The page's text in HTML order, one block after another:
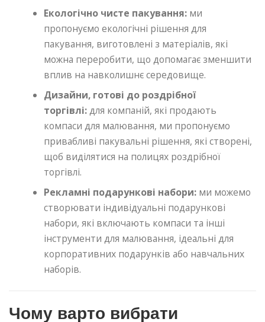
Екологічно чисте пакування: ми
пропонуємо екологічні рішення для
пакування, виготовлені з матеріалів, які
можна переробити, що допомагає зменшити
вплив на навколишнє середовище.
Дизайни, готові до роздрібної
торгівлі:для компаній, які продають
компаси для малювання, ми пропонуємо
привабливі пакувальні рішення, які створені,
щоб виділятися на полицях роздрібної
торгівлі.
Рекламні подарункові набори: ми можемо
створювати індивідуальні подарункові
набори, які включають компаси та інші
інструменти для малювання, ідеальні для
корпоративних подарунків або навчальних
наборів.
Чому варто вибрати